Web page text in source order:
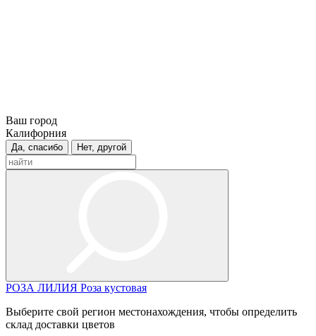
Ваш город
Калифорния
Да, спасибо Нет, другой
РОЗА ЛИЛИЯ Роза кустовая
Выберите свой регион местонахождения, чтобы определить
склад доставки цветов